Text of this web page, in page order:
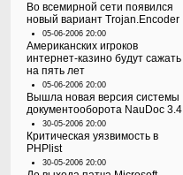
Во всемирной сети появился
новый вариант Trojan.Encoder
05-06-2006 20:00
Американских игроков
интернет-казино будут сажать
на пять лет
05-06-2006 20:00
Вышла новая версия системы
документооборота NauDoc 3.4
30-05-2006 20:00
Критическая уязвимость в
PHPlist
30-05-2006 20:00